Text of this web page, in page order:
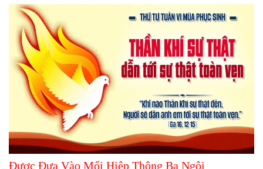
Được Đưa Vào Mối Hiệp Thông Ba Ngôi